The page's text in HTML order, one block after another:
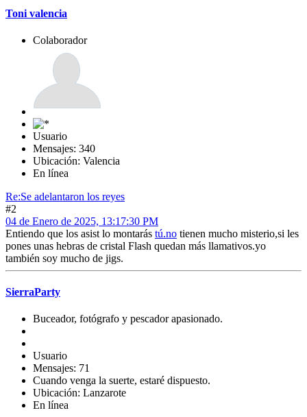
Toni valencia
Colaborador
Usuario
Mensajes: 340
Ubicación: Valencia
En línea
Re:Se adelantaron los reyes
#2
04 de Enero de 2025, 13:17:30 PM
Entiendo que los asist lo montarás tú.no tienen mucho misterio,si les
pones unas hebras de cristal Flash quedan más llamativos.yo
también soy mucho de jigs.
SierraParty
Buceador, fotógrafo y pescador apasionado.
Usuario
Mensajes: 71
Cuando venga la suerte, estaré dispuesto.
Ubicación: Lanzarote
En línea